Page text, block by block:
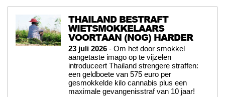
THAILAND BESTRAFT
WIETSMOKKELAARS
VOORTAAN (NOG) HARDER
23 juli 2026 - Om het door smokkel
aangetaste imago op te vijzelen
introduceert Thailand strengere straffen:
een geldboete van 575 euro per
gesmokkelde kilo cannabis plus een
maximale gevangenisstraf van 10 jaar!